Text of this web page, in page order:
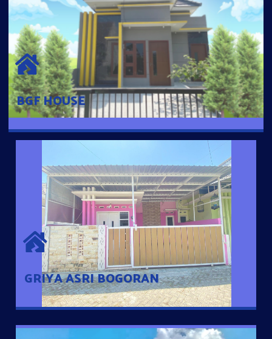
BGF HOUSE
BGF HOUSE
Hunian Mewah Pusat Kota dengan fasilitas Free Desain, Dapur,
Parkir Mobil dengan 3 Kamar Tidur dan 2 Kamar Mandi.
GRIYA ASRI BOGORAN
GRIYA ASRI BOGORAN
Desain Modern Minimalis dengan Konsep Rumah Pintar
Sehingga Memudahkan Penghuni mengakses rumahnya
dengan Ponsel